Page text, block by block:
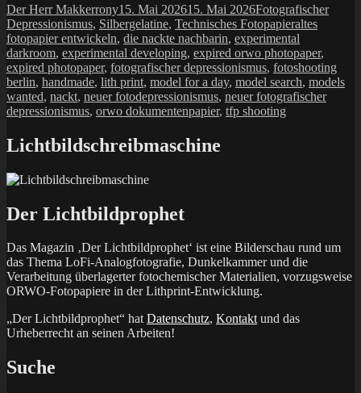
Autor
Der Herr MakkerronyVeröffentlicht
am
15. Mai 202615. Mai 2026Kategorien
Fotografischer
Depressionismus, Silbergelatine, Technisches FotopapierSchlagwörter
altes
fotopapier entwickeln, die nackte nachbarin, experimental
darkroom, experimental developing, expired orwo photopaper,
expired photopaper, fotografischer depressionismus, fotoshooting
berlin, handmade, lith print, model for a day, model search, models
wanted, nackt, neuer fotodepressionismus, neuer fotografischer
depressionismus, orwo dokumentenpapier, tfp shooting
Lichtbildschreibmaschine
Der Lichtbildprophet
Das Magazin ‚Der Lichtbildprophet‘ ist eine Bilderschau rund um
das Thema LoFi-Analogfotografie, Dunkelkammer und die
Verarbeitung überlagerter fotochemischer Materialien, vorzugsweise
ORWO-Fotopapiere in der Lithprint-Entwicklung.
„Der Lichtbildprophet“ hatDatenschutz, Kontaktund das
Urheberrecht an seinen Arbeiten!
Suche